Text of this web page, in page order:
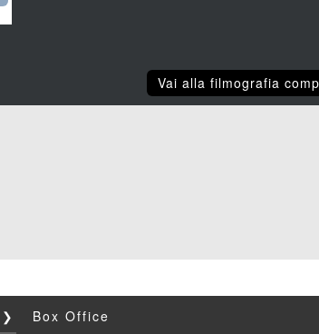
Vai alla filmografia
❯ Box Office